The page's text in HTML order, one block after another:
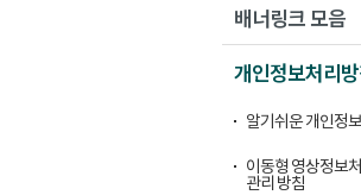
배너링크 모음
개인정보처리
알기쉬운 개인정
이동형 영상정보
관리 방침